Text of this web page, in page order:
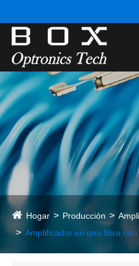
Hogar Producción
Amplificador en una fibra